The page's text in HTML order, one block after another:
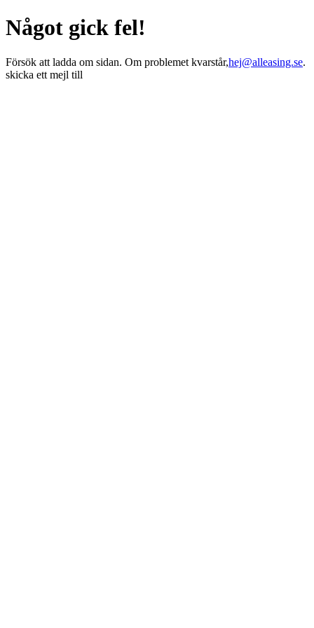
Något gick fel!
Försök att ladda om sidan. Om problemet kvarstår,hej@alleasing.se.
skicka ett mejl till